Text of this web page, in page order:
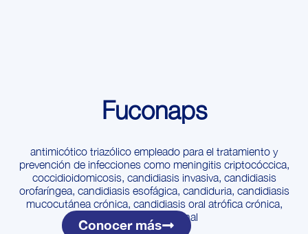
Fuconaps
antimicótico triazólico empleado para el tratamiento y
prevención de infecciones como meningitis criptocóccica,
coccidioidomicosis, candidiasis invasiva, candidiasis
orofaríngea, candidiasis esofágica, candiduria, candidiasis
mucocutánea crónica, candidiasis oral atrófica crónica,
candidiasis vaginal
Conocer más